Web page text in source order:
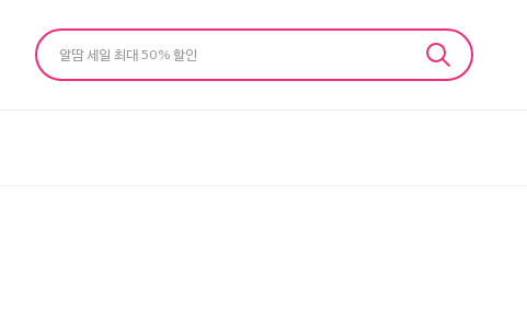
알땀 세일 최대 50% 할인